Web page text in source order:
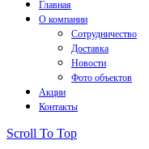
Главная
О компании
Сотрудничество
Доставка
Новости
Фото объектов
Акции
Контакты
Scroll To Top